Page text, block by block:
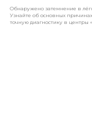
Обнаружено затемнение в
Узнайте об основных
точную диагностику в центры